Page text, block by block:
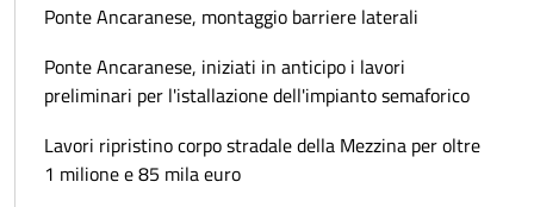
Ponte Ancaranese, montaggio barriere laterali
Ponte Ancaranese, iniziati in anticipo i lavori
preliminari per l'istallazione dell'impianto semaforico
Lavori ripristino corpo stradale della Mezzina per oltre
1 milione e 85 mila euro